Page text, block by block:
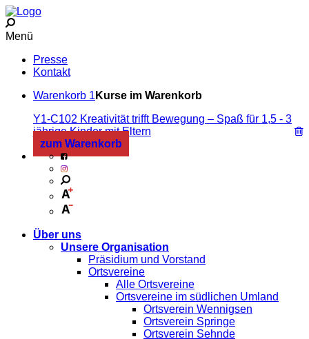
Menü
Presse
Kontakt
Warenkorb 1 Kurse im Warenkorb
Y1-C102 Kreativität trifft Bewegung – Spaß für 1,5 - 3
jährige Kinder mit Eltern
zum Warenkorb
Über uns
Unsere Organisation
Präsidium und Vorstand
Ortsvereine
Alle Ortsvereine
Ortsvereine im südlichen Umland
Ortsverein Wennigsen
Ortsverein Springe
Ortsverein Sehnde